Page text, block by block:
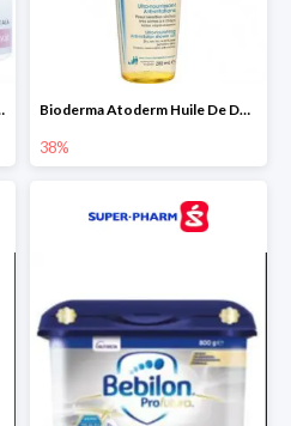
225 g Bioderma Atoderm Huile De Douche - nawilżający olejek do kąpieli i pod prysznic
38%